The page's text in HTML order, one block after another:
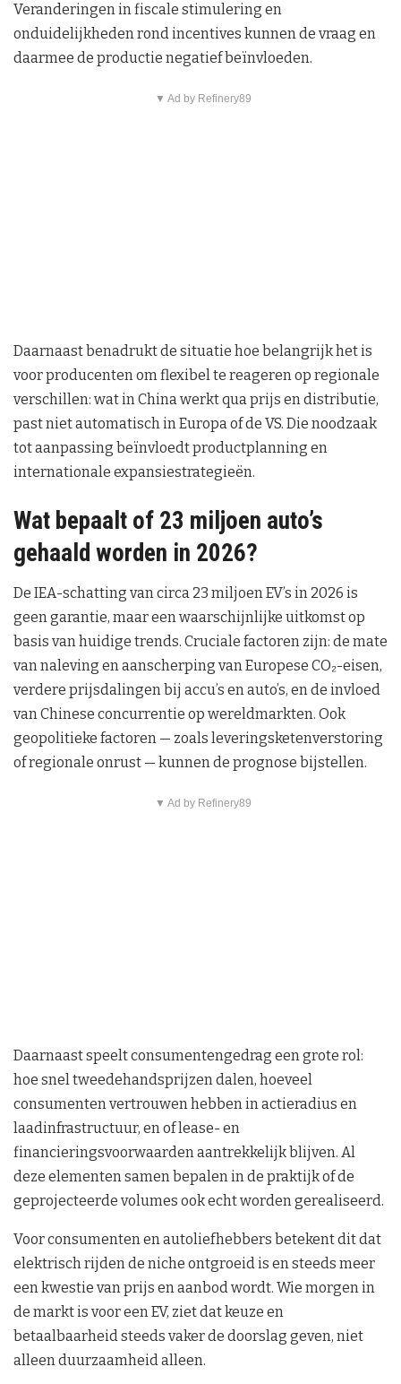
Veranderingen in fiscale stimulering en
onduidelijkheden rond incentives kunnen de vraag en
daarmee de productie negatief beïnvloeden.
▼ Ad by Refinery89
Daarnaast benadrukt de situatie hoe belangrijk het is
voor producenten om flexibel te reageren op regionale
verschillen: wat in China werkt qua prijs en distributie,
past niet automatisch in Europa of de VS. Die noodzaak
tot aanpassing beïnvloedt productplanning en
internationale expansiestrategieën.
Wat bepaalt of 23 miljoen auto’s
gehaald worden in 2026?
De IEA-schatting van circa 23 miljoen EV’s in 2026 is
geen garantie, maar een waarschijnlijke uitkomst op
basis van huidige trends. Cruciale factoren zijn: de mate
van naleving en aanscherping van Europese CO₂-eisen,
verdere prijsdalingen bij accu’s en auto’s, en de invloed
van Chinese concurrentie op wereldmarkten. Ook
geopolitieke factoren — zoals leveringsketenverstoring
of regionale onrust — kunnen de prognose bijstellen.
▼ Ad by Refinery89
Daarnaast speelt consumentengedrag een grote rol:
hoe snel tweedehandsprijzen dalen, hoeveel
consumenten vertrouwen hebben in actieradius en
laadinfrastructuur, en of lease- en
financieringsvoorwaarden aantrekkelijk blijven. Al
deze elementen samen bepalen in de praktijk of de
geprojecteerde volumes ook echt worden gerealiseerd.
Voor consumenten en autoliefhebbers betekent dit dat
elektrisch rijden de niche ontgroeid is en steeds meer
een kwestie van prijs en aanbod wordt. Wie morgen in
de markt is voor een EV, ziet dat keuze en
betaalbaarheid steeds vaker de doorslag geven, niet
alleen duurzaamheid alleen.